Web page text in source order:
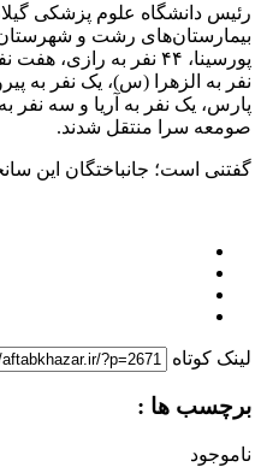
رئیس دانشگاه علوم پزشکی گیلان
پارس، یک نفر به آریا و سه نفر
صومعه سرا منتقل شدند.
گفتنی است؛ جانباختگان این
لینک کوتاه
برچسب ها :
ناموجود